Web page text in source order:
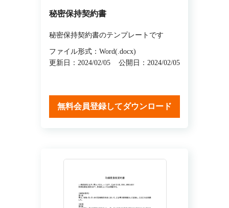
秘密保持契約書
秘密保持契約書のテンプレートです
ファイル形式：Word(.docx)
更新日：2024/02/05
公開日：2024/02/05
無料会員登録してダウンロード